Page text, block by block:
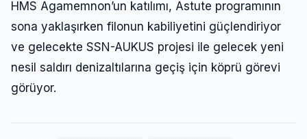
HMS Agamemnon’un katılımı, Astute programının
sona yaklaşırken filonun kabiliyetini güçlendiriyor
ve gelecekte SSN-AUKUS projesi ile gelecek yeni
nesil saldırı denizaltılarına geçiş için köprü görevi
görüyor.